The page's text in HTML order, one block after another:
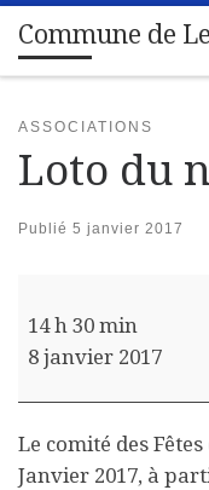
Passer au contenu
Commune de
ASSOCIATIONS
Loto du
Publié 5 janvier 2017
14 h 30 min
8 janvier 2017
Le comité des
Janvier 2017, à